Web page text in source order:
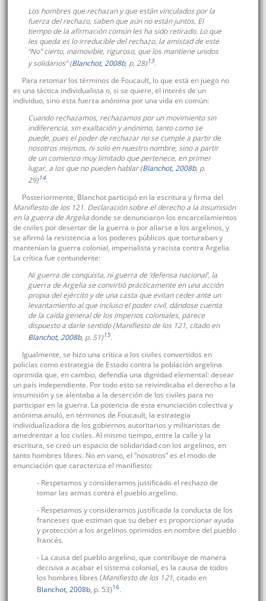
Los hombres que rechazan y que están vinculados por la
fuerza del rechazo, saben que aún no están juntos. El
tiempo de la afirmación común les ha sido retirado. Lo que
les queda es lo irreducible del rechazo, la amistad de este
“No” cierto, inamovible, riguroso, que los mantiene unidos
y solidarios” (Blanchot, 2008b, p. 28)13.
Para retomar los términos de Foucault, lo que está en juego no
es una táctica individualista o, si se quiere, el interés de un
individuo, sino esta fuerza anónima por una vida en común:
Cuando rechazamos, rechazamos por un movimiento sin
indiferencia, sin exaltación y anónimo, tanto como se
puede, pues el poder de rechazar no se cumple a partir de
nosotros mismos, ni solo en nuestro nombre, sino a partir
de un comienzo muy limitado que pertenece, en primer
lugar, a los que no pueden hablar (Blanchot, 2008b, p.
29)14.
Posteriormente, Blanchot participó en la escritura y firma del
Manifiesto de los 121. Declaración sobre el derecho a la insumisión
en la guerra de Argeliadonde se denunciaron los encarcelamientos
de civiles por desertar de la guerra o por aliarse a los argelinos, y
se afirmó la resistencia a los poderes públicos que torturaban y
mantenían la guerra colonial, imperialista y racista contra Argelia.
La crítica fue contundente:
Ni guerra de conquista, ni guerra de ‘defensa nacional’, la
guerra de Argelia se convirtió prácticamente en una acción
propia del ejército y de una casta que evitan ceder ante un
levantamiento al que incluso el poder civil, dándose cuenta
de la caída general de los imperios coloniales, parece
dispuesto a darle sentido (Manifiesto de los 121, citado en
Blanchot, 2008b, p. 51)15.
Igualmente, se hizo una crítica a los civiles convertidos en
policías como estrategia de Estado contra la población argelina
oprimida que, en cambio, defendía una dignidad elemental: desear
un país independiente. Por todo esto se reivindicaba el derecho a la
insumisión y se alentaba a la deserción de los civiles para no
participar en la guerra. La potencia de esta enunciación colectiva y
anónima anuló, en términos de Foucault, la estrategia
individualizadora de los gobiernos autoritarios y militaristas de
amedrentar a los civiles. Al mismo tiempo, entre la calle y la
escritura, se creó un espacio de solidaridad con los argelinos, en
tanto hombres libres. No en vano, el “nosotros” es el modo de
enunciación que caracteriza el manifiesto:
- Respetamos y consideramos justificado el rechazo de
tomar las armas contra el pueblo argelino.
- Respetamos y consideramos justificada la conducta de los
franceses que estiman que su deber es proporcionar ayuda
y protección a los argelinos oprimidos en nombre del pueblo
francés.
- La causa del pueblo argelino, que contribuye de manera
decisiva a acabar el sistema colonial, es la causa de todos
los hombres libres (Manifiesto de los 121, citado en
Blanchot, 2008b, p. 53)16.